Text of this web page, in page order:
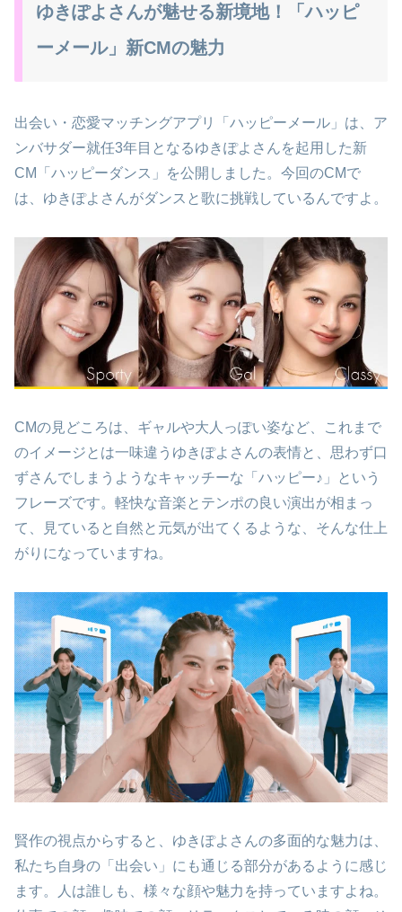
ゆきぽよさんが魅せる新境地！「ハッピ
ーメール」新CMの魅力
出会い・恋愛マッチングアプリ「ハッピーメール」は、ア
ンバサダー就任3年目となるゆきぽよさんを起用した新
CM「ハッピーダンス」を公開しました。今回のCMで
は、ゆきぽよさんがダンスと歌に挑戦しているんですよ。
CMの見どころは、ギャルや大人っぽい姿など、これまで
のイメージとは一味違うゆきぽよさんの表情と、思わず口
ずさんでしまうようなキャッチーな「ハッピー♪」という
フレーズです。軽快な音楽とテンポの良い演出が相まっ
て、見ていると自然と元気が出てくるような、そんな仕上
がりになっていますね。
賢作の視点からすると、ゆきぽよさんの多面的な魅力は、
私たち自身の「出会い」にも通じる部分があるように感じ
ます。人は誰しも、様々な顔や魅力を持っていますよね。